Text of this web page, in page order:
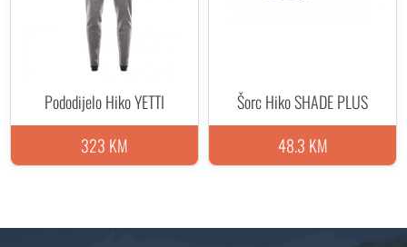
Pododijelo Hiko YETTI
323 KM
Šorc Hiko SHADE PLUS
48.3 KM